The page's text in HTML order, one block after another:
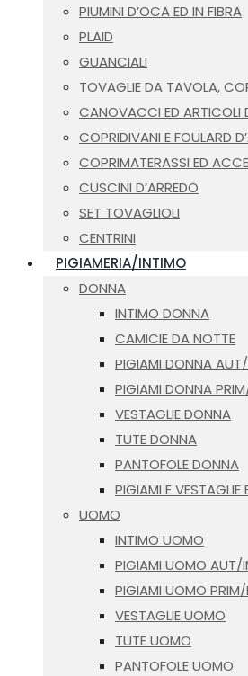
PIUMINI D’OCA ED IN FIBRA
PLAID
GUANCIALI
TOVAGLIE DA TAVOLA,
CANOVACCI ED ARTICOLI
COPRIDIVANI E FOULARD
COPRIMATERASSI ED
CUSCINI D’ARREDO
SET TOVAGLIOLI
CENTRINI
PIGIAMERIA/INTIMO
DONNA
INTIMO DONNA
CAMICIE DA NOTTE
PIGIAMI DONNA
PIGIAMI DONNA
VESTAGLIE DONNA
TUTE DONNA
PANTOFOLE DONNA
PIGIAMI E VESTAGLIE
UOMO
INTIMO UOMO
PIGIAMI UOMO AUT/
PIGIAMI UOMO PRIM/
VESTAGLIE UOMO
TUTE UOMO
PANTOFOLE UOMO